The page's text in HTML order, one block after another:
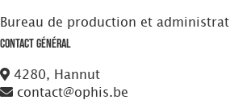
Bureau de production et
Contact Général
4280, Hannut
contact@ophis.be